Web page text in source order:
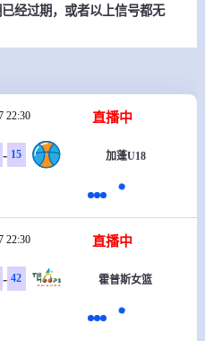
经过期，或者以上信号都无
22:30 直播中
- 15 加蓬U18
22:30 直播中
- 42 霍普斯女篮